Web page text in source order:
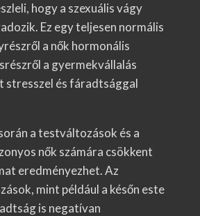
hogy a szexuális vágy
Ez egy teljesen normális
a nők hormonális
a gyermekvállalás
stresszel és fáradtsággal
a testváltozások és a
nők számára csökkent
eredményezhet. Az
mint például a későn este
is negatívan